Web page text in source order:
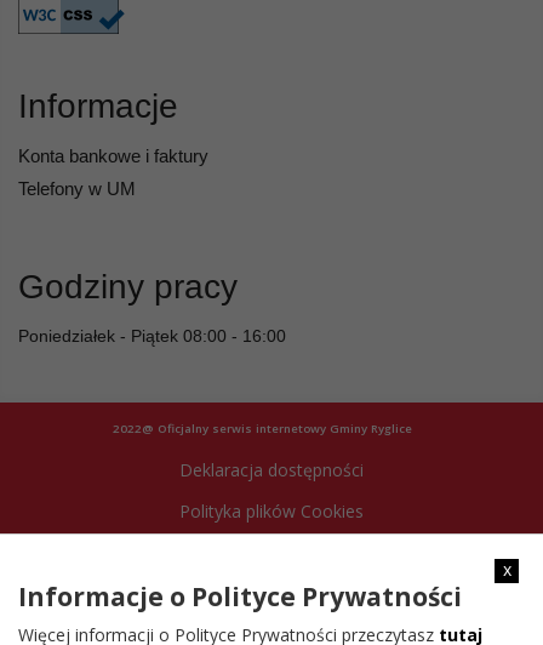
Informacje
Konta bankowe i faktury
Telefony w UM
Godziny pracy
Poniedziałek - Piątek 08:00 - 16:00
2022@ Oficjalny serwis internetowy Gminy Ryglice
Deklaracja dostępności
Polityka plików Cookies
x
Informacje o Polityce Prywatności
Więcej informacji o Polityce Prywatności przeczytasz tutaj